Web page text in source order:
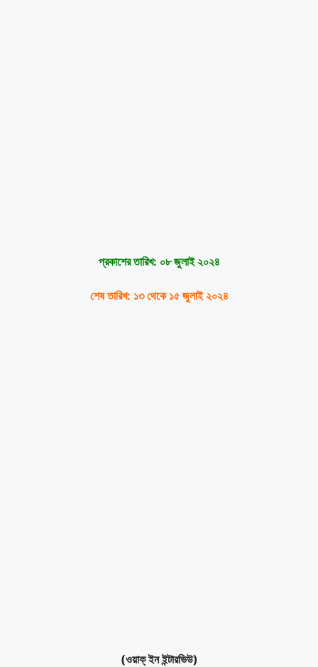
প্রকাশের তারিখ: ০৮ জুলাই ২০২৪
শেষ তারিখ: ১৩ থেকে ১৫ জুলাই ২০২৪
(ওয়াক্ ইন ইন্টারভিউ)